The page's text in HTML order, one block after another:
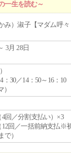
一生を読む～
み）淑子【マダム呼々
3月 28日
）
：30／14：50～16：10
）
4回／分割支払い）×3
12回／一括前納支払※
で）